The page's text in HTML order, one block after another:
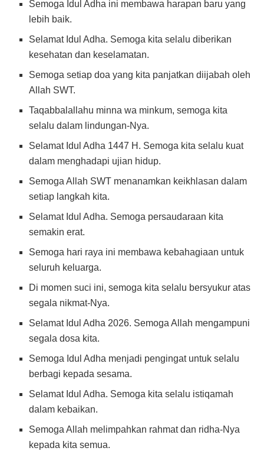
Semoga Idul Adha ini membawa harapan baru yang
lebih baik.
Selamat Idul Adha. Semoga kita selalu diberikan
kesehatan dan keselamatan.
Semoga setiap doa yang kita panjatkan diijabah oleh
Allah SWT.
Taqabbalallahu minna wa minkum, semoga kita
selalu dalam lindungan-Nya.
Selamat Idul Adha 1447 H. Semoga kita selalu kuat
dalam menghadapi ujian hidup.
Semoga Allah SWT menanamkan keikhlasan dalam
setiap langkah kita.
Selamat Idul Adha. Semoga persaudaraan kita
semakin erat.
Semoga hari raya ini membawa kebahagiaan untuk
seluruh keluarga.
Di momen suci ini, semoga kita selalu bersyukur atas
segala nikmat-Nya.
Selamat Idul Adha 2026. Semoga Allah mengampuni
segala dosa kita.
Semoga Idul Adha menjadi pengingat untuk selalu
berbagi kepada sesama.
Selamat Idul Adha. Semoga kita selalu istiqamah
dalam kebaikan.
Semoga Allah melimpahkan rahmat dan ridha-Nya
kepada kita semua.